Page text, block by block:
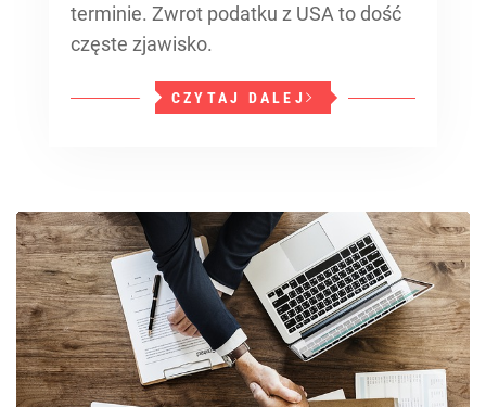
terminie. Zwrot podatku z USA to dość
częste zjawisko.
CZYTAJ DALEJ